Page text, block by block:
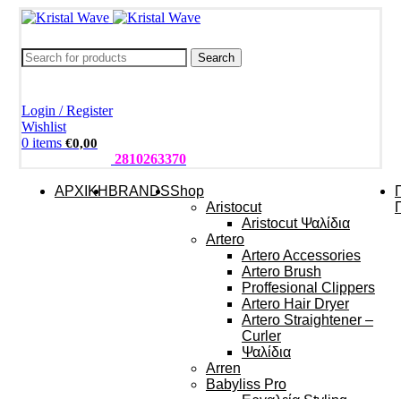
Search
Login / Register
Wishlist
0 items €0,00
2810263370
ΑΡΧΙΚΗ BRANDSShop
Aristocut
Aristocut Ψαλίδια
Artero
Artero Accessories
Artero Brush
Proffesional Clippers
Artero Hair Dryer
Artero Straightener –
Curler
Ψαλίδια
Arren
Babyliss Pro